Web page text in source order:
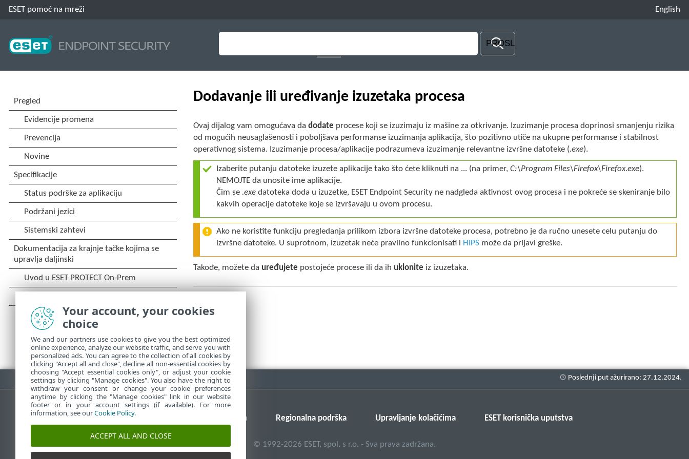
ESET pomoć na mreži English
Dodavanje ili uređivanje izuzetaka procesa
Ovaj dijalog vam omogućava dadodate procese koji se izuzimaju iz mašine za otkrivanje. Izuzimanje procesa doprinosi smanjenju rizika
od mogućih neusaglašenosti i poboljšava performanse izuzimanja aplikacija, što pozitivno utiče na ukupne performanse i stabilnost
operativnog sistema. Izuzimanje procesa/aplikacije podrazumeva izuzimanje relevantne izvršne datoteke (.exe).
Izaberite putanju datoteke izuzete aplikacije tako što ćete kliknuti na ... (na primer,C:\Program Files\Firefox\Firefox.exe).
NEMOJTE da unosite ime aplikacije.
Čim se .exe datoteka doda u izuzetke, ESET Endpoint Security ne nadgleda aktivnost ovog procesa i ne pokreće se skeniranje bilo
kakvih operacije datoteke koje se izvršavaju u ovom procesu.
Ako ne koristite funkciju pregledanja prilikom izbora izvršne datoteke procesa, potrebno je da ručno unesete celu putanju do
izvršne datoteke. U suprotnom, izuzetak neće pravilno funkcionisati i HIPS može da prijavi greške.
Takođe, možete da uređujete postojeće procese ili da ih uklonite iz izuzetaka.
Skinite PDF
ESET Forum ESET baza znanja Regionalna podrška Upravljanje kolačićima ESET korisnička uputstva
© 1992-2026 ESET, spol. s r.o. - Sva prava zadržana.
Your account, your cookies
choice
We and our partners use cookies to give you the best optimized
online experience, analyze our website traffic, and serve you with
personalized ads. You can agree to the collection of all cookies by
clicking "Accept all and close", decline all non-essential cookies by
choosing "Accept essential cookies only", or adjust your cookie
settings by clicking "Manage cookies". You also have the right to
withdraw your consent or change your cookie preferences
anytime by clicking the "Manage cookies" link in our website
footer or in your account settings (if available). For more
information, see ourCookie Policy.
ACCEPT ALL AND CLOSE